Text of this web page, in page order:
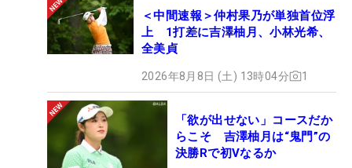
＜中間速報＞仲村果乃が単独首位浮
上 1打差に吉澤柚月、小林光希、
全美貞
2026年8月8日 (土) 13時04分 1
「欲が出せない」コースだか
らこそ 吉澤柚月は“鬼門”の
決勝Rで初Vなるか